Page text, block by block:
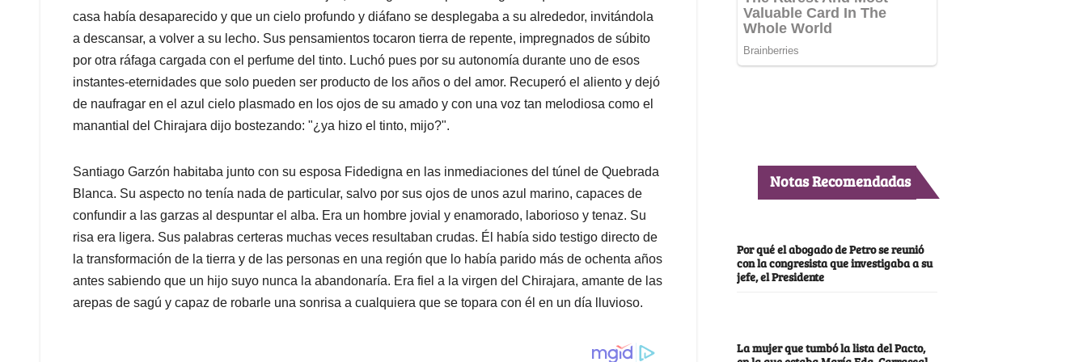
casa había desaparecido y que un cielo profundo y diáfano se desplegaba a su alrededor, invitándola
a descansar, a volver a su lecho. Sus pensamientos tocaron tierra de repente, impregnados de súbito
por otra ráfaga cargada con el perfume del tinto. Luchó pues por su autonomía durante uno de esos
instantes-eternidades que solo pueden ser producto de los años o del amor. Recuperó el aliento y dejó
de naufragar en el azul cielo plasmado en los ojos de su amado y con una voz tan melodiosa como el
manantial del Chirajara dijo bostezando: "¿ya hizo el tinto, mijo?".
Santiago Garzón habitaba junto con su esposa Fidedigna en las inmediaciones del túnel de Quebrada
Blanca. Su aspecto no tenía nada de particular, salvo por sus ojos de unos azul marino, capaces de
confundir a las garzas al despuntar el alba. Era un hombre jovial y enamorado, laborioso y tenaz. Su
risa era ligera. Sus palabras certeras muchas veces resultaban crudas. Él había sido testigo directo de
la transformación de la tierra y de las personas en una región que lo había parido más de ochenta años
antes sabiendo que un hijo suyo nunca la abandonaría. Era fiel a la virgen del Chirajara, amante de las
arepas de sagú y capaz de robarle una sonrisa a cualquiera que se topara con él en un día lluvioso.
Notas Recomendadas
Por qué el abogado de Petro se reunió
con la congresista que investigaba a su
jefe, el Presidente
La mujer que tumbó la lista del Pacto,